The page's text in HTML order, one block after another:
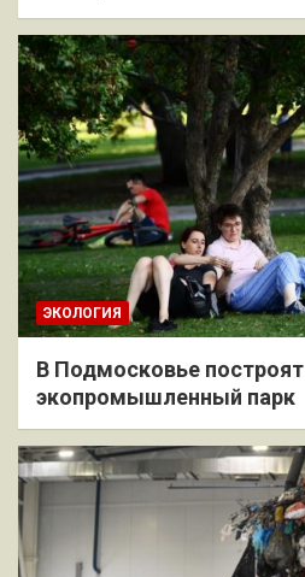
ЭКОЛОГИЯ
В Подмосковье построят
экопромышленный парк